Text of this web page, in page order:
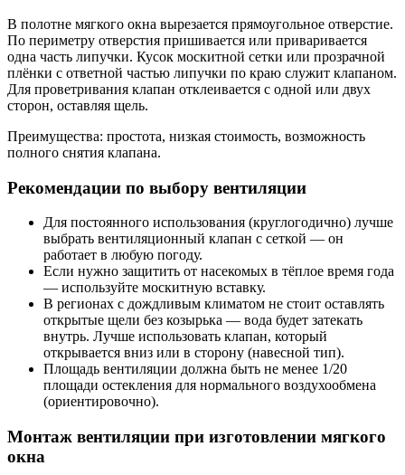
В полотне мягкого окна вырезается прямоугольное отверстие.
По периметру отверстия пришивается или приваривается
одна часть липучки. Кусок москитной сетки или прозрачной
плёнки с ответной частью липучки по краю служит клапаном.
Для проветривания клапан отклеивается с одной или двух
сторон, оставляя щель.
Преимущества: простота, низкая стоимость, возможность
полного снятия клапана.
Рекомендации по выбору вентиляции
Для постоянного использования (круглогодично) лучше
выбрать вентиляционный клапан с сеткой — он
работает в любую погоду.
Если нужно защитить от насекомых в тёплое время года
— используйте москитную вставку.
В регионах с дождливым климатом не стоит оставлять
открытые щели без козырька — вода будет затекать
внутрь. Лучше использовать клапан, который
открывается вниз или в сторону (навесной тип).
Площадь вентиляции должна быть не менее 1/20
площади остекления для нормального воздухообмена
(ориентировочно).
Монтаж вентиляции при изготовлении мягкого
окна